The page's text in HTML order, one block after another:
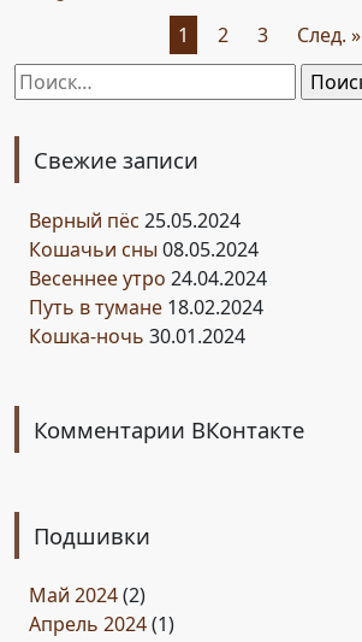
1 2 3
След. »
Найти:
Свежие записи
Верный пёс 25.05.2024
Кошачьи сны 08.05.2024
Весеннее утро 24.04.2024
Путь в тумане 18.02.2024
Кошка-ночь 30.01.2024
Комментарии ВКонтакте
Подшивки
Май 2024(2)
Апрель 2024(1)